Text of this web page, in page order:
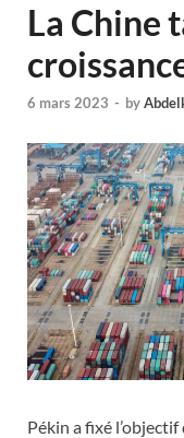
La Chine
6 mars 2023 - by
Pékin a fixé